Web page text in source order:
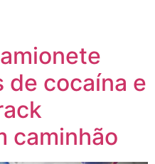
de cocaína e
caminhão